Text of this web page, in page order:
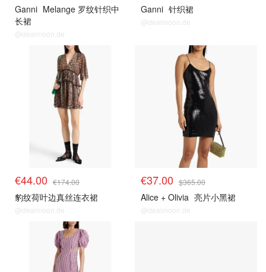
Ganni Melange 罗纹针织中
长裙
@dealmoon.de
Ganni 针织裙
@dealmoon.de
€44.00 €174.00
豹纹荷叶边真丝连衣裙
@dealmoon.de
€37.00 $365.00
Alice + Olivia 亮片小黑裙
@dealmoon.de